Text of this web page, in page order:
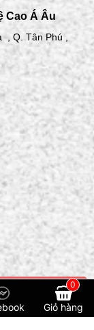
Cao Á Âu
, Q. Tân Phú ,
Giỏ hàng
0